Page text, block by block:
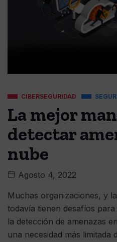
CIBERSEGURIDAD
La mejor
detectar
nube
Agosto 4, 2022
Muchas organizaciones, y
todavía tienen desafíos
la detección de amenazas
una necesidad más limitada